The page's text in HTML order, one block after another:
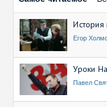
История
Егор
Уроки
Павел